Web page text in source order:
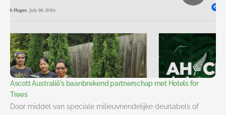
Ascott Australië's baanbrekend partnerschap met Hotels for
Trees
Door middel van speciale milieuvriendelijke deurlabels of